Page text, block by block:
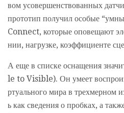
вом усовершенствованных
прототип получил особые
Connect, которые оповещают
нии, нагрузке, коэффициенте
А еще в списке оснащения
le to Visible). Он умеет
ртуального мира в трехмерном
ь как сведения о пробках, а